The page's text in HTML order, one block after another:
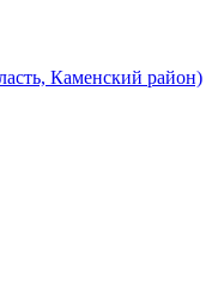
Каменский район)